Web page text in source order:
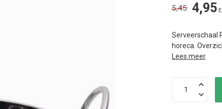
5,45 4,95
Serveerschaal
horeca.
Lees meer.